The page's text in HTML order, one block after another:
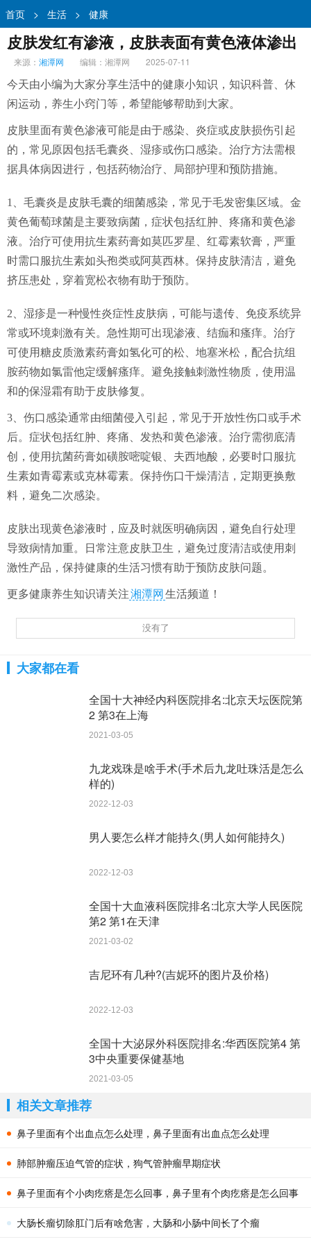
首页 > 生活 > 健康
皮肤发红有渗液，皮肤表面有黄色液体渗出
来源： 湘潭网 编辑：湘潭网
2025-07-11
今天由小编为大家分享生活中的健康小知识，知识科普、休
闲运动，养生小窍门等，希望能够帮助到大家。
皮肤里面有黄色渗液可能是由于感染、炎症或皮肤损伤引起
的，常见原因包括毛囊炎、湿疹或伤口感染。治疗方法需根
据具体病因进行，包括药物治疗、局部护理和预防措施。
1、毛囊炎是皮肤毛囊的细菌感染，常见于毛发密集区域。金
黄色葡萄球菌是主要致病菌，症状包括红肿、疼痛和黄色渗
液。治疗可使用抗生素药膏如莫匹罗星、红霉素软膏，严重
时需口服抗生素如头孢类或阿莫西林。保持皮肤清洁，避免
挤压患处，穿着宽松衣物有助于预防。
2、湿疹是一种慢性炎症性皮肤病，可能与遗传、免疫系统异
常或环境刺激有关。急性期可出现渗液、结痂和瘙痒。治疗
可使用糖皮质激素药膏如氢化可的松、地塞米松，配合抗组
胺药物如氯雷他定缓解瘙痒。避免接触刺激性物质，使用温
和的保湿霜有助于皮肤修复。
3、伤口感染通常由细菌侵入引起，常见于开放性伤口或手术
后。症状包括红肿、疼痛、发热和黄色渗液。治疗需彻底清
创，使用抗菌药膏如磺胺嘧啶银、夫西地酸，必要时口服抗
生素如青霉素或克林霉素。保持伤口干燥清洁，定期更换敷
料，避免二次感染。
皮肤出现黄色渗液时，应及时就医明确病因，避免自行处理
导致病情加重。日常注意皮肤卫生，避免过度清洁或使用刺
激性产品，保持健康的生活习惯有助于预防皮肤问题。
更多健康养生知识请关注湘潭网 生活频道！
没有了
大家都在看
全国十大神经内科医院排名:北京天坛医院第
2 第3在上海
2021-03-05
九龙戏珠是啥手术(手术后九龙吐珠活是怎么
样的)
2022-12-03
男人要怎么样才能持久(男人如何能持久)
2022-12-03
全国十大血液科医院排名:北京大学人民医院
第2 第1在天津
2021-03-02
吉尼环有几种?(吉妮环的图片及价格)
2022-12-03
全国十大泌尿外科医院排名:华西医院第4 第
3中央重要保健基地
2021-03-05
相关文章推荐
鼻子里面有个出血点怎么处理，鼻子里面有出血点怎么处理
肺部肿瘤压迫气管的症状，狗气管肿瘤早期症状
鼻子里面有个小肉疙瘩是怎么回事，鼻子里有个肉疙瘩是怎么回事
大肠长瘤切除肛门后有啥危害，大肠和小肠中间长了个瘤